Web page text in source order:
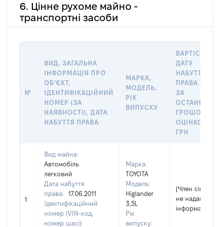
6. Цінне рухоме майно -
транспортні засоби
№
ВИД, ЗАГАЛЬНА
ІНФОРМАЦІЯ ПРО
ОБʼЄКТ,
ІДЕНТИФІКАЦІЙНИЙ
НОМЕР (ЗА
НАЯВНОСТІ), ДАТА
НАБУТТЯ ПРАВА
МАРКА,
МОДЕЛЬ,
РІК
ВИПУСКУ
ВАРТІСТЬ НА
ДАТУ
НАБУТТЯ
ПРАВА АБО
ЗА
ГРОШОВОЮ
ОЦІНКОЮ,
ГРН
1
Вид майна:
Автомобіль
легковий
Дата набуття
права:
17.06.2011
Ідентифікаційний
номер (VIN-код,
номер шасі):
Марка:
TOYOTA
Модель:
Higlander
3,5L
Рік
випуску:
[Член сім'ї
не надав
інформацію]